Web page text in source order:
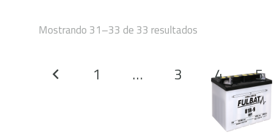
Mostrando 31–33 de 33 resultados
Paginación
de
1 … 3 4 5